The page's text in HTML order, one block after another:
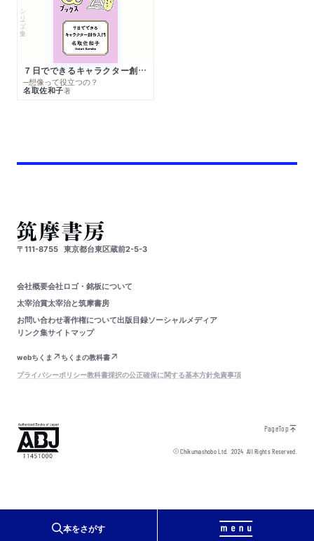
本をさがす
シリーズ・全集
７日でできるキャラクター創作入門
─想像って役立つの？
名取佐和子著
〒111-8755 東京都台東区蔵前2-5-3
会社概要会社ロゴ・銘板について
太宰治賞太宰治と筑摩書房
お問い合わせ著作権について出版目録ソーシャルメディア
リンク集サイトマップ
webちくま
ちくまの教科書
プライバシーポリシー教科書採択の公正確保に関する基本方針免責事項
PageTop
© Chikumashobo Ltd.2024 All Rights Reserved.